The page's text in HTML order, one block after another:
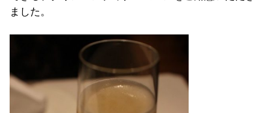
ました。